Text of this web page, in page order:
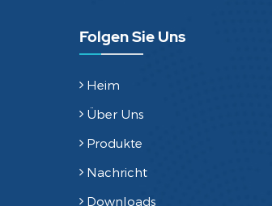
Folgen Sie Uns
Heim
Über Uns
Produkte
Nachricht
Downloads